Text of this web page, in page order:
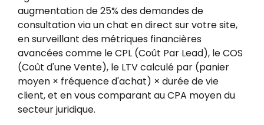
augmentation de 25% des demandes de
consultation via un chat en direct sur votre site,
en surveillant des métriques financières
avancées comme le CPL (Coût Par Lead), le COS
(Coût d'une Vente), le LTV calculé par (panier
moyen × fréquence d'achat) × durée de vie
client, et en vous comparant au CPA moyen du
secteur juridique.